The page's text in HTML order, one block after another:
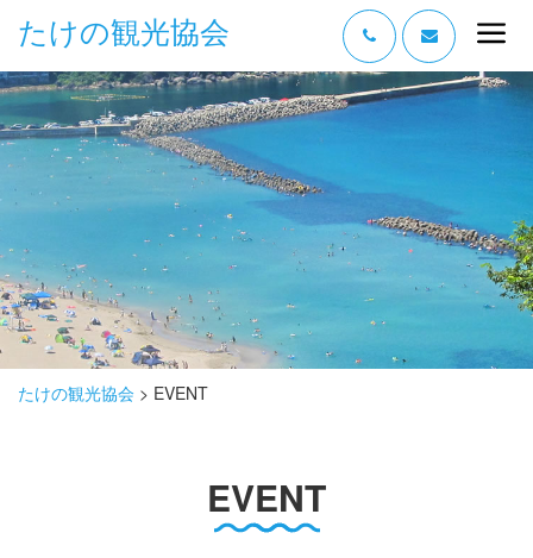
たけの観光協会
“たけの” の魅力
過ごし方
みどころ
泊まる
おみやげ
たけの観光協会 > EVENT
EVENT